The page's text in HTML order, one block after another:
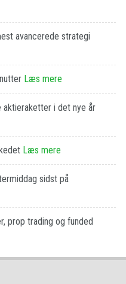
avancerede strategi
Læs mere
aktieraketter i det nye år
Læs mere
sidst på
prop trading og funded